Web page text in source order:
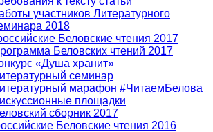
участников Литературного
2018
Беловские чтения 2017
Беловских чтений 2017
«Душа хранит»
семинар
марафон #ЧитаемБелова
площадки
сборник 2017
Беловские чтения 2016